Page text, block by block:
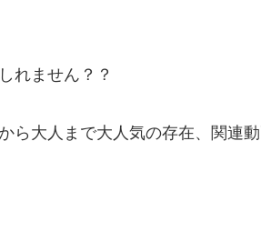
れません？？
ら大人まで大人気の存在、関連